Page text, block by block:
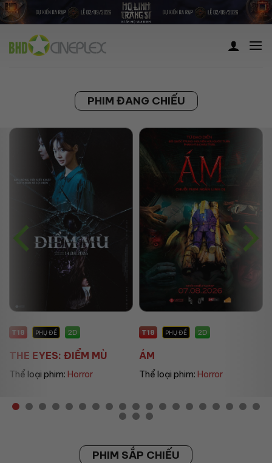
Skip
to
content
PHIM ĐANG CHIẾU
T18 PHỤ ĐỀ 2D
ÁM
Thể loại phim:Horror
P PHỤ ĐỀ 2D
UMAMUSUME: PRETT...
Thể loại phim:Animation
PHIM SẮP CHIẾU